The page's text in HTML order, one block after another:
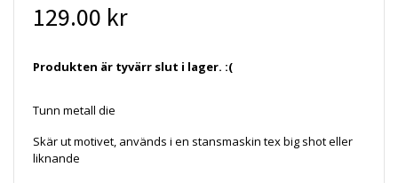
129.00 kr
Produkten är tyvärr slut i lager. :(
Tunn metall die
Skär ut motivet, används i en stansmaskin tex big shot eller
liknande